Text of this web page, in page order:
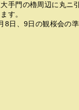
手門の櫓周辺に丸ニ
す。
8日、9日の観桜会の